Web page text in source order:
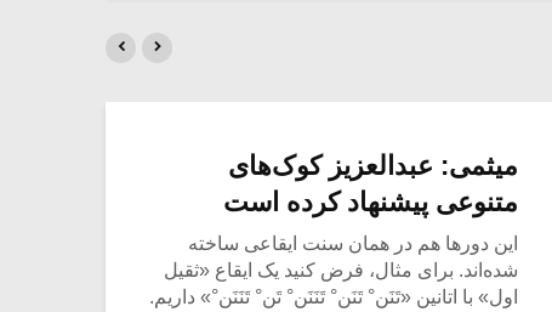
میثمی: عبدالعزیز کوک‌های
متنوعی پیشنهاد کرده است
این دورها هم در همان سنت ایقاعی ساخته
شده‌اند. برای مثال، فرض کنید یک ایقاع «ثقیل
اول» با اتانين «تَنَن° تَنَن° تَنَنَن° تَن° تَنَنَن°» داریم.